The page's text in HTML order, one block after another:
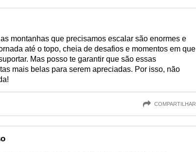
montanhas que precisamos escalar são enormes e
até o topo, cheia de desafios e momentos em que
Mas posso te garantir que são essas
mais belas para serem apreciadas. Por isso, não
COMPARTILHAR